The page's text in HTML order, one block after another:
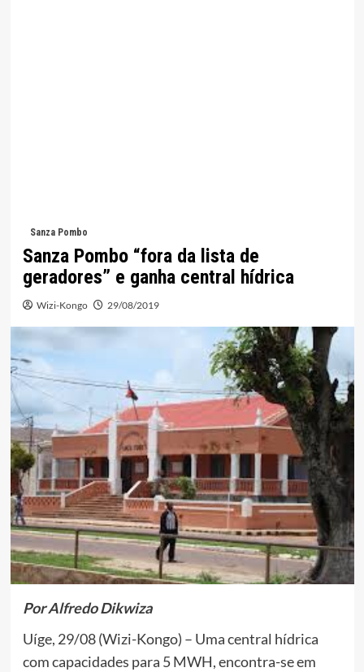
Sanza Pombo
Sanza Pombo “fora da lista de
geradores” e ganha central hídrica
Wizi-Kongo 29/08/2019
Por Alfredo Dikwiza
Uíge, 29/08 (Wizi-Kongo) – Uma central hídrica
com capacidades para 5 MWH, encontra-se em